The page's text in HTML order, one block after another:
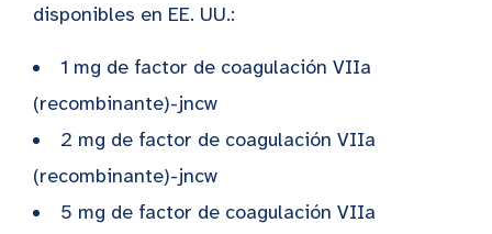
disponibles en EE. UU.:
1 mg de factor de coagulación VIIa
(recombinante)-jncw
2 mg de factor de coagulación VIIa
(recombinante)-jncw
5 mg de factor de coagulación VIIa